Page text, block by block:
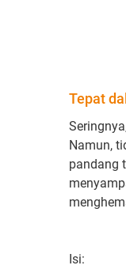
Tepat
Namun,
pandang
Isi: